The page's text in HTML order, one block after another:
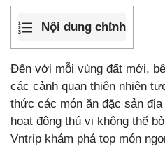
Nội dung chính
Đến với mỗi vùng đất mới,
các cảnh quan thiên nhiên
thức các món ăn đặc sản
hoạt động thú vị không thể
Vntrip khám phá top món